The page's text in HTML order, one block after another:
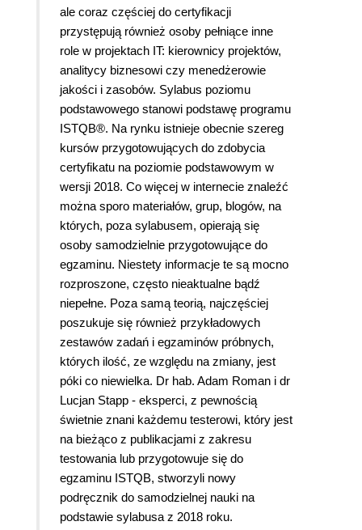
ale coraz częściej do certyfikacji
przystępują również osoby pełniące inne
role w projektach IT: kierownicy projektów,
analitycy biznesowi czy menedżerowie
jakości i zasobów. Sylabus poziomu
podstawowego stanowi podstawę programu
ISTQB®. Na rynku istnieje obecnie szereg
kursów przygotowujących do zdobycia
certyfikatu na poziomie podstawowym w
wersji 2018. Co więcej w internecie znaleźć
można sporo materiałów, grup, blogów, na
których, poza sylabusem, opierają się
osoby samodzielnie przygotowujące do
egzaminu. Niestety informacje te są mocno
rozproszone, często nieaktualne bądź
niepełne. Poza samą teorią, najczęściej
poszukuje się również przykładowych
zestawów zadań i egzaminów próbnych,
których ilość, ze względu na zmiany, jest
póki co niewielka. Dr hab. Adam Roman i dr
Lucjan Stapp - eksperci, z pewnością
świetnie znani każdemu testerowi, który jest
na bieżąco z publikacjami z zakresu
testowania lub przygotowuje się do
egzaminu ISTQB, stworzyli nowy
podręcznik do samodzielnej nauki na
podstawie sylabusa z 2018 roku.